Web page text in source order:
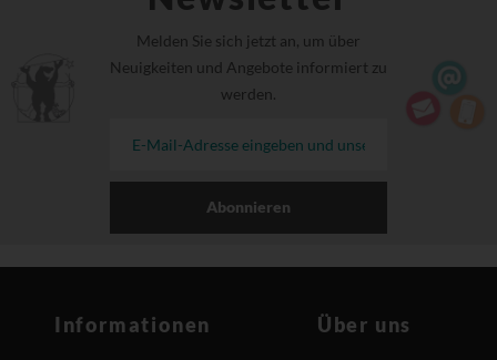
Melden Sie sich jetzt an, um über
Neuigkeiten und Angebote informiert zu
werden.
Abonnieren
Informationen Über uns